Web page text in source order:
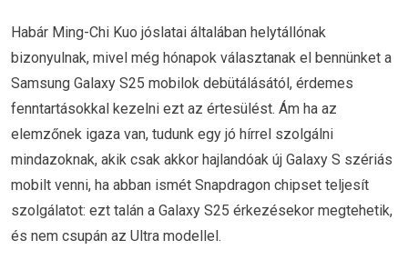
Habár Ming-Chi Kuo jóslatai általában helytállónak
bizonyulnak, mivel még hónapok választanak el bennünket a
Samsung Galaxy S25 mobilok debütálásától, érdemes
fenntartásokkal kezelni ezt az értesülést. Ám ha az
elemzőnek igaza van, tudunk egy jó hírrel szolgálni
mindazoknak, akik csak akkor hajlandóak új Galaxy S szériás
mobilt venni, ha abban ismét Snapdragon chipset teljesít
szolgálatot: ezt talán a Galaxy S25 érkezésekor megtehetik,
és nem csupán az Ultra modellel.